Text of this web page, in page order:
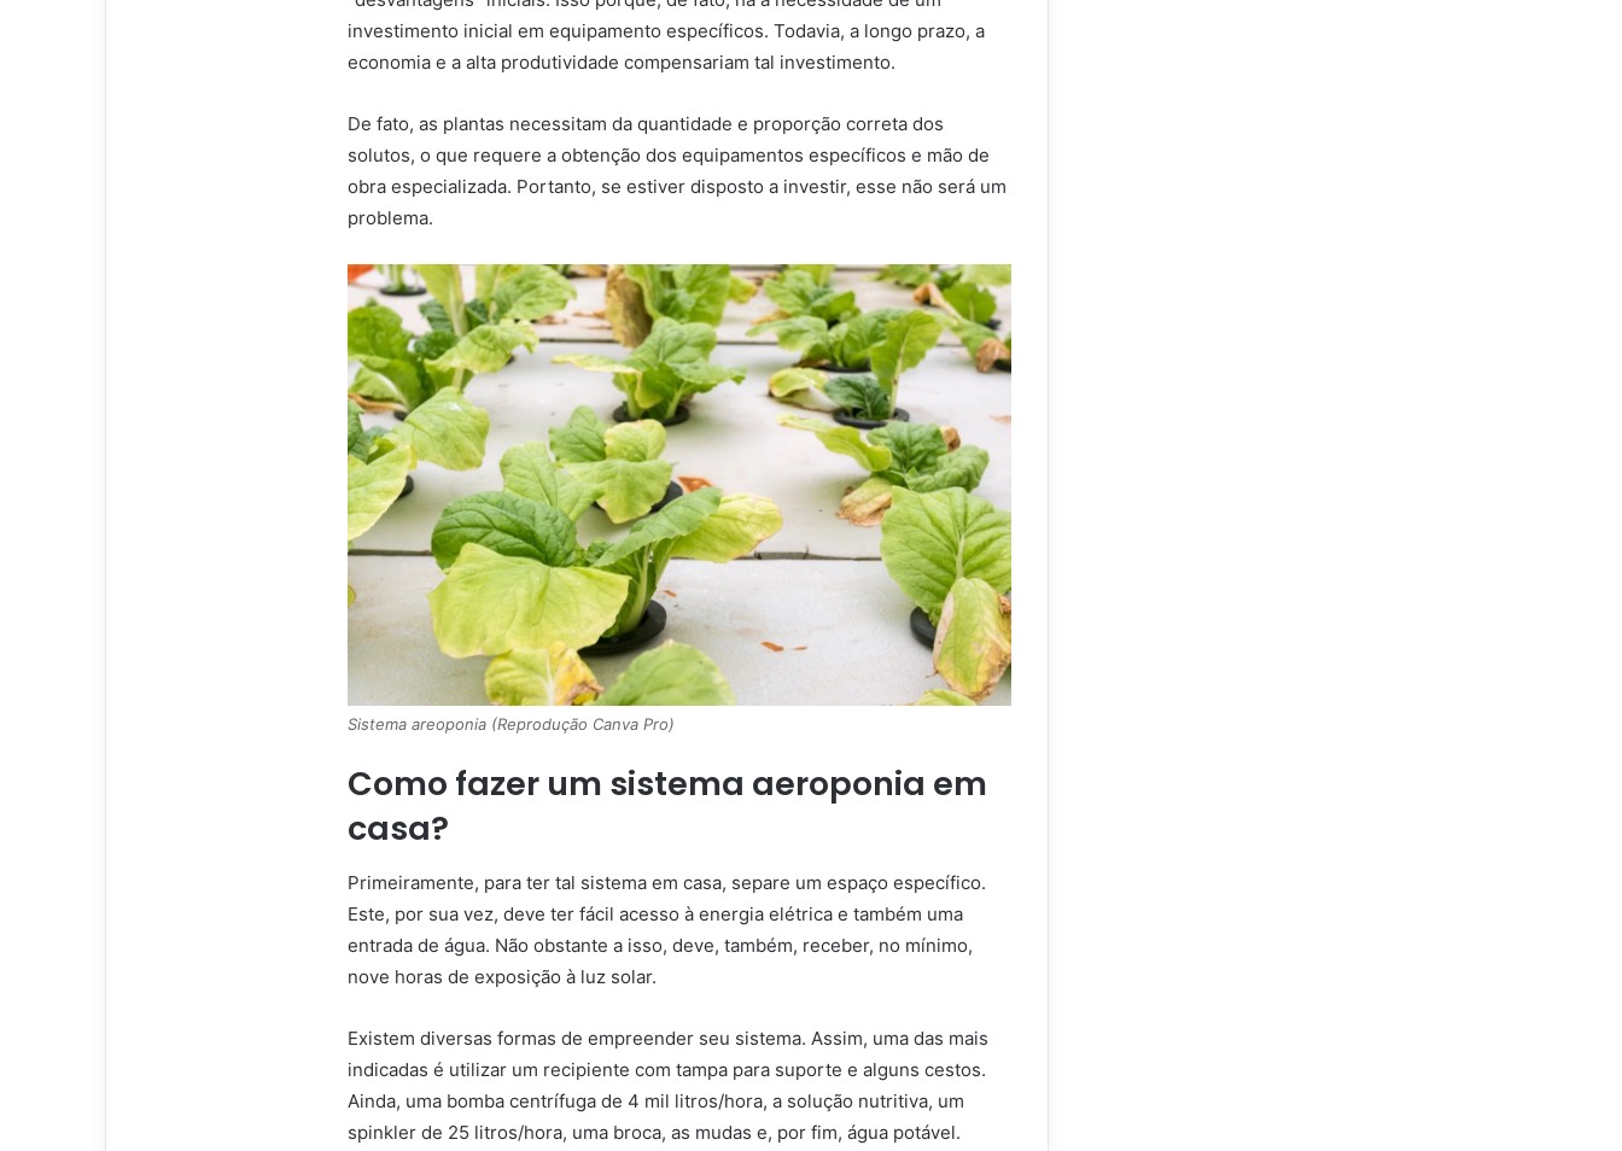
investimento inicial em equipamento específicos. Todavia, a longo prazo, a
economia e a alta produtividade compensariam tal investimento.
De fato, as plantas necessitam da quantidade e proporção correta dos
solutos, o que requere a obtenção dos equipamentos específicos e mão de
obra especializada. Portanto, se estiver disposto a investir, esse não será um
problema.
Sistema areoponia (Reprodução Canva Pro)
Como fazer um sistema aeroponia em
casa?
Primeiramente, para ter tal sistema em casa, separe um espaço específico.
Este, por sua vez, deve ter fácil acesso à energia elétrica e também uma
entrada de água. Não obstante a isso, deve, também, receber, no mínimo,
nove horas de exposição à luz solar.
Existem diversas formas de empreender seu sistema. Assim, uma das mais
indicadas é utilizar um recipiente com tampa para suporte e alguns cestos.
Ainda, uma bomba centrífuga de 4 mil litros/hora, a solução nutritiva, um
spinkler de 25 litros/hora, uma broca, as mudas e, por fim, água potável.